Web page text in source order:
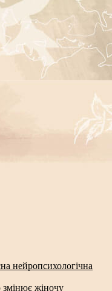
нейропсихологічна
жіночу